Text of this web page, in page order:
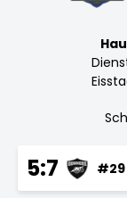
5:7 #29